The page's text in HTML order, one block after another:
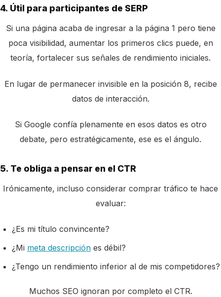
4. Útil para participantes de SERP
Si una página acaba de ingresar a la página 1 pero tiene
poca visibilidad, aumentar los primeros clics puede, en
teoría, fortalecer sus señales de rendimiento iniciales.
En lugar de permanecer invisible en la posición 8, recibe
datos de interacción.
Si Google confía plenamente en esos datos es otro
debate, pero estratégicamente, ese es el ángulo.
5. Te obliga a pensar en el CTR
Irónicamente, incluso considerar comprar tráfico te hace
evaluar:
¿Es mi título convincente?
¿Mi meta descripción es débil?
¿Tengo un rendimiento inferior al de mis competidores?
Muchos SEO ignoran por completo el CTR.